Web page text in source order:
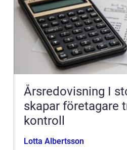
Årsredovisning I
skapar företagare
kontroll
Lotta Albertsson